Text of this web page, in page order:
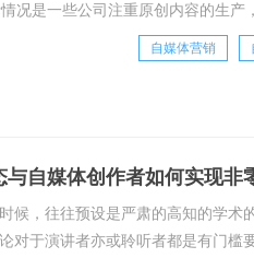
况是一些公司注重原创内容的生产
度低。对于自媒体内容生产，品牌
自媒体营销
自媒体创作者如何实现非
候，往往预设是严肃的高知的学术
对于演讲者亦或聆听者都是有门槛